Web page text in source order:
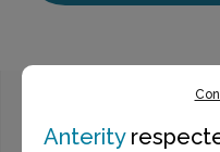
Ce n’est pas
Anterity